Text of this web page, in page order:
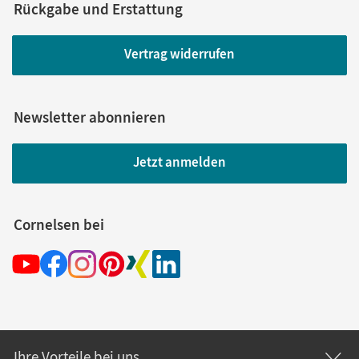
Manuela; Koch, Bernd
Rückgabe und Erstattung
Vertrag widerrufen
Newsletter abonnieren
Jetzt anmelden
Cornelsen bei